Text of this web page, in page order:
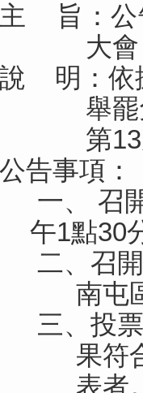
主 旨：公
大
說 明：依
舉
第
公告事項：
一、 召
午1點30
二、 召
南屯
三、投
果符
表者